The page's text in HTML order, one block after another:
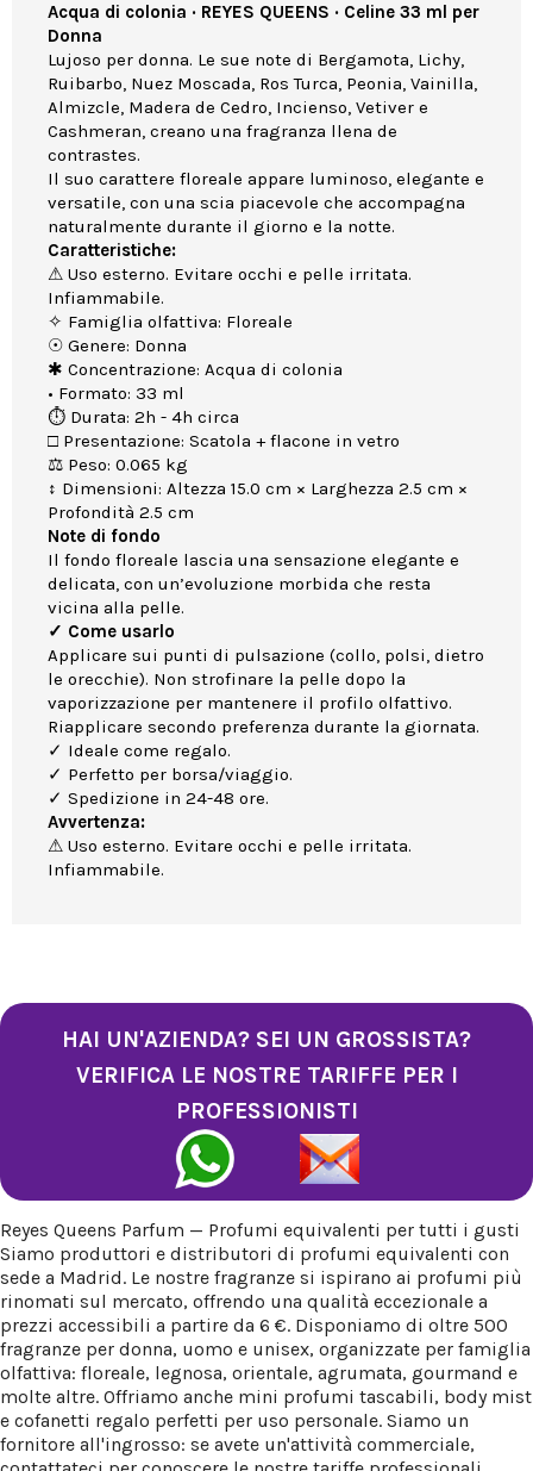
Acqua di colonia · REYES QUEENS · Celine 33 ml per
Donna
Lujoso per donna. Le sue note di Bergamota, Lichy,
Ruibarbo, Nuez Moscada, Ros Turca, Peonia, Vainilla,
Almizcle, Madera de Cedro, Incienso, Vetiver e
Cashmeran, creano una fragranza llena de
contrastes.
Il suo carattere floreale appare luminoso, elegante e
versatile, con una scia piacevole che accompagna
naturalmente durante il giorno e la notte.
Caratteristiche:
⚠ Uso esterno. Evitare occhi e pelle irritata.
Infiammabile.
✧ Famiglia olfattiva: Floreale
☉ Genere: Donna
✱ Concentrazione: Acqua di colonia
• Formato: 33 ml
⏱ Durata: 2h - 4h circa
□ Presentazione: Scatola + flacone in vetro
⚖ Peso: 0.065 kg
↕ Dimensioni: Altezza 15.0 cm × Larghezza 2.5 cm ×
Profondità 2.5 cm
Note di fondo
Il fondo floreale lascia una sensazione elegante e
delicata, con un’evoluzione morbida che resta
vicina alla pelle.
✓ Come usarlo
Applicare sui punti di pulsazione (collo, polsi, dietro
le orecchie). Non strofinare la pelle dopo la
vaporizzazione per mantenere il profilo olfattivo.
Riapplicare secondo preferenza durante la giornata.
✓ Ideale come regalo.
✓ Perfetto per borsa/viaggio.
✓ Spedizione in 24-48 ore.
Avvertenza:
⚠ Uso esterno. Evitare occhi e pelle irritata.
Infiammabile.
HAI UN'AZIENDA? SEI UN GROSSISTA?
VERIFICA LE NOSTRE TARIFFE PER I
PROFESSIONISTI
Reyes Queens Parfum — Profumi equivalenti per tutti i gusti
Siamo produttori e distributori di profumi equivalenti con
sede a Madrid. Le nostre fragranze si ispirano ai profumi più
rinomati sul mercato, offrendo una qualità eccezionale a
prezzi accessibili a partire da 6 €. Disponiamo di oltre 500
fragranze per donna, uomo e unisex, organizzate per famiglia
olfattiva: floreale, legnosa, orientale, agrumata, gourmand e
molte altre. Offriamo anche mini profumi tascabili, body mist
e cofanetti regalo perfetti per uso personale. Siamo un
fornitore all'ingrosso: se avete un'attività commerciale,